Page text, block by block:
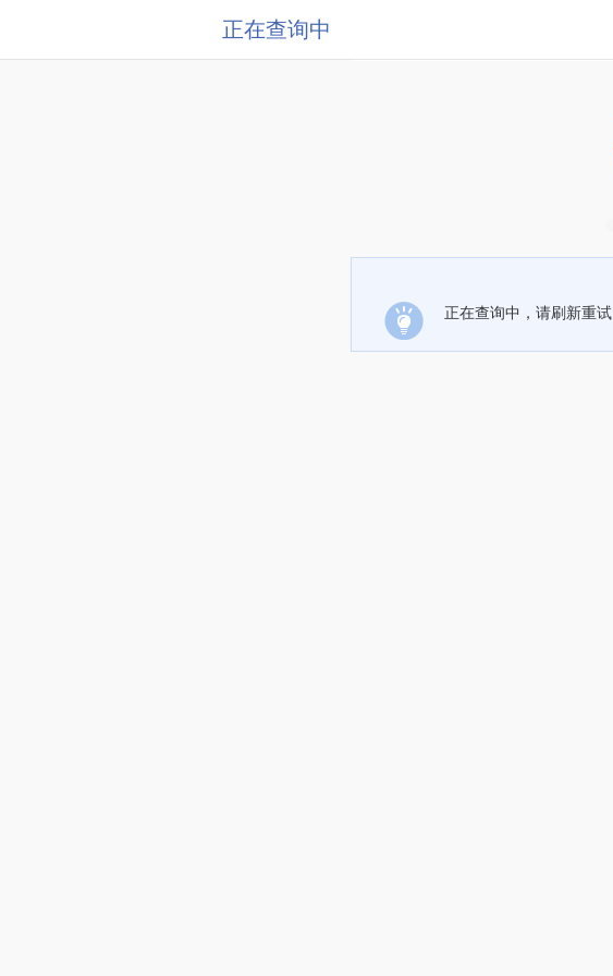
正在查询中
正在查询中，请刷新重试